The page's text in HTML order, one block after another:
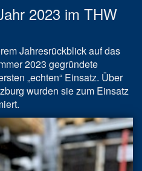
2023 im THW
Jahresrückblick auf das
2023 gegründete
„echten“ Einsatz. Über
wurden sie zum Einsatz